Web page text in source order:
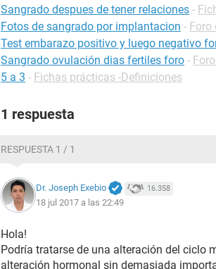
Sangrado despues de tener relaciones -
Fotos de sangrado por implantacion - Foro
Test embarazo positivo y luego negativo
Sangrado ovulación dias fertiles foro -
5 a 3 - Fichas prácticas -Definiciones
1 respuesta
RESPUESTA 1 / 1
Dr. Joseph Exebio 16.358
18 jul 2017 a las 22:49
Hola!
Podría tratarse de una alteración del ciclo
alteración hormonal sin demasiada